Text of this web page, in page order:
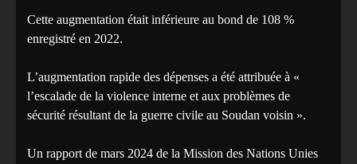
Cette augmentation était inférieure au bond de 108 %
enregistré en 2022.
L’augmentation rapide des dépenses a été attribuée à «
l’escalade de la violence interne et aux problèmes de
sécurité résultant de la guerre civile au Soudan voisin ».
Un rapport de mars 2024 de la Mission des Nations Unies